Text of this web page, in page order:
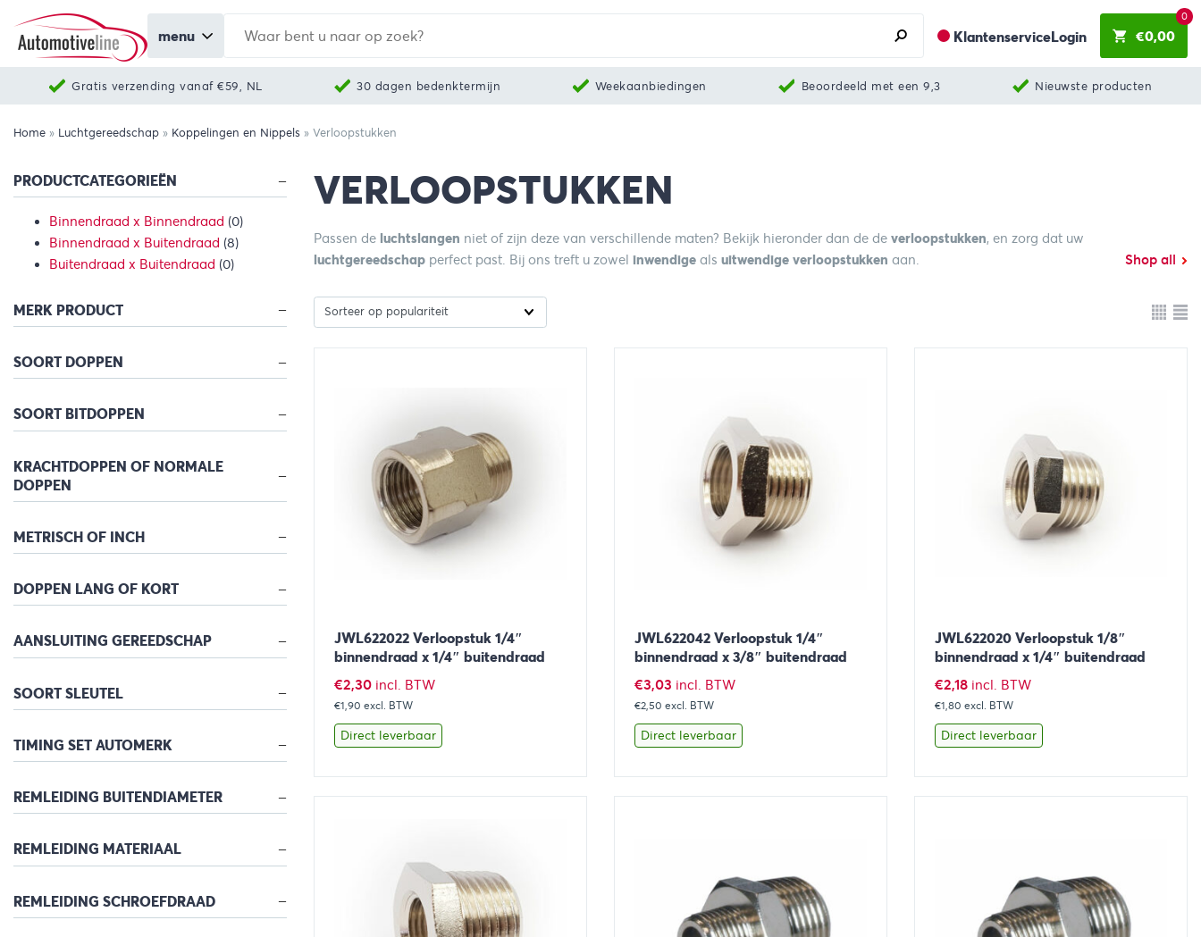
menu KlantenserviceLogin €0,00
0
Gratis verzending vanaf €59, NL 30 dagen bedenktermijn Weekaanbiedingen Beoordeeld met een 9,3 Nieuwste producten
Home » Luchtgereedschap » Koppelingen en Nippels » Verloopstukken
PRODUCTCATEGORIEËN
Binnendraad x Binnendraad (0)
Binnendraad x Buitendraad (8)
Buitendraad x Buitendraad (0)
MERK PRODUCT
SOORT DOPPEN
SOORT BITDOPPEN
KRACHTDOPPEN OF NORMALE
DOPPEN
METRISCH OF INCH
DOPPEN LANG OF KORT
AANSLUITING GEREEDSCHAP
SOORT SLEUTEL
TIMING SET AUTOMERK
REMLEIDING BUITENDIAMETER
REMLEIDING MATERIAAL
REMLEIDING SCHROEFDRAAD
VERLOOPSTUKKEN
Passen de luchtslangen niet of zijn deze van verschillende maten? Bekijk hieronder dan de de verloopstukken, en zorg dat uw
luchtgereedschap perfect past. Bij ons treft u zowel inwendige als uitwendige verloopstukken aan. Shop all
JWL622022 Verloopstuk 1/4″
binnendraad x 1/4″ buitendraad
€2,30 incl. BTW
€1,90 excl. BTW
Direct leverbaar
Bekijk Toevoegen aan winkelwagen
JWL622042 Verloopstuk 1/4″
binnendraad x 3/8″ buitendraad
€3,03 incl. BTW
€2,50 excl. BTW
Direct leverbaar
Bekijk Toevoegen aan winkelwagen
JWL622020 Verloopstuk 1/8″
binnendraad x 1/4″ buitendraad
€2,18 incl. BTW
€1,80 excl. BTW
Direct leverbaar
Bekijk Toevoegen aan